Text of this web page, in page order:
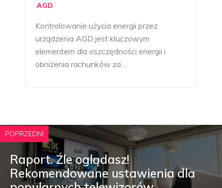
AGD
Kontrolowanie użycia energii przez
urządzenia AGD jest kluczowym
elementem dla oszczędności energii i
obniżenia rachunków za…
POPRZEDNI
Raport. Źle oglądasz!
Rekomendowane ustawienia dla